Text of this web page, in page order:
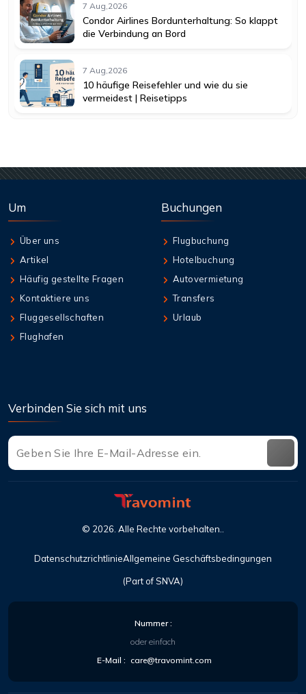
7 Aug,2026
Condor Airlines Bordunterhaltung: So klappt
die Verbindung an Bord
7 Aug,2026
10 häufige Reisefehler und wie du sie
vermeidest | Reisetipps
Um
Über uns
Artikel
Häufig gestellte Fragen
Kontaktiere uns
Fluggesellschaften
Flughafen
Buchungen
Flugbuchung
Hotelbuchung
Autovermietung
Transfers
Urlaub
Verbinden Sie sich mit uns
(Part of SNVA)
© 2026 . Alle Rechte vorbehalten..
DatenschutzrichtlinieAllgemeine Geschäftsbedingungen
Nummer :
oder einfach
E-Mail : care@travomint.com